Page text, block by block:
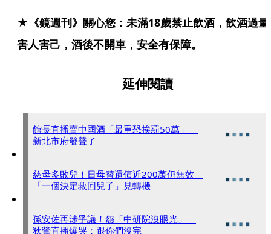
★《鏡週刊》關心您：未滿18歲禁止飲酒，飲酒過量
害人害己，酒後不開車，安全有保障。
延伸閱讀
館長直播賣中國酒「最重恐挨罰50萬」
新北市府發聲了
慈母多敗兒！日母替還債近200萬仍無效
「一個決定救回兒子」見轉機
孫安佐再涉爭議！怨「中研院沒眼光」
狄鶯直播爆哭：跟你們沒完